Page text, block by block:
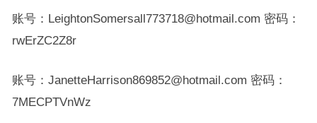
账号：LeightonSomersall773718@hotmail.com 密码：
rwErZC2Z8r
账号：JanetteHarrison869852@hotmail.com 密码：
7MECPTVnWz